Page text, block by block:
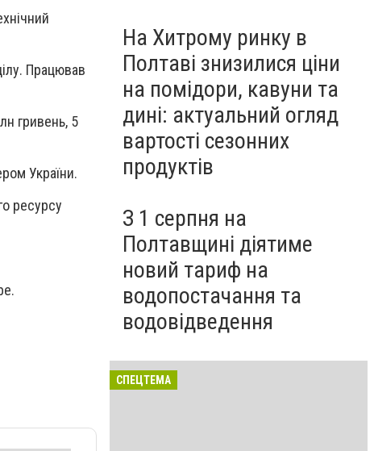
Працював
гривень, 5
України.
ресурсу
На Хитрому ринку в
Полтаві знизилися ціни
на помідори, кавуни та
дині: актуальний огляд
вартості сезонних
продуктів
З 1 серпня на
Полтавщині діятиме
новий тариф на
водопостачання та
водовідведення
СПЕЦТЕМА